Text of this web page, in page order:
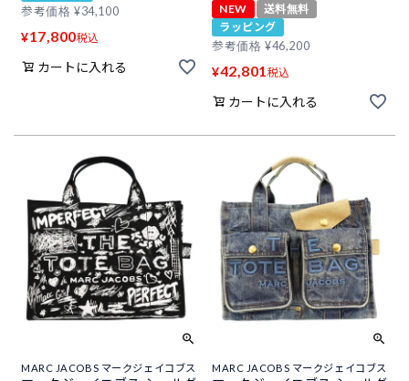
参考価格 ¥34,100
¥17,800税込
カートに入れる
NEW
送料無料
ラッピング
参考価格 ¥46,200
¥42,801 税込
カートに入れる
MARC JACOBS マークジェイコブス MARC JACOBS マークジェイコブス